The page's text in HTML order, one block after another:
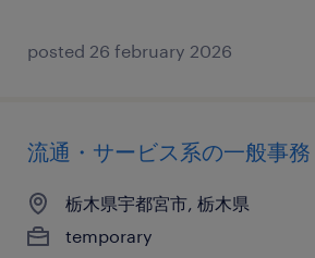
posted 26 february 2026
流通・サービス系の一般事
栃木県宇都宮市, 栃木県
temporary